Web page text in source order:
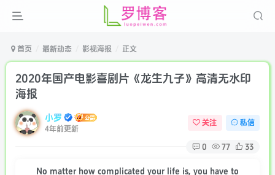
首页 最新动态 影视海报 正文
2020年国产电影喜剧片《龙生九子》高清无水印
海报
小罗
4年前更新
关注 私信
0 77 33
No matter how complicated your life is, you have to